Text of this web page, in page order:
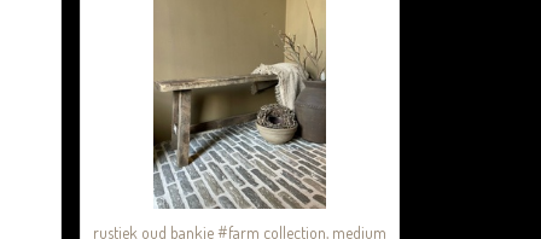
rustiek oud bankje #farm collection, medium